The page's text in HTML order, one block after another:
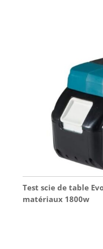
Test scie de table
matériaux 1800w